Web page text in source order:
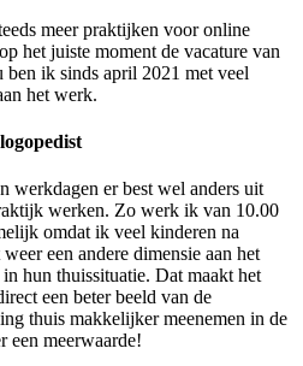
meer praktijken voor online
het juiste moment de vacature van
ben ik sinds april 2021 met veel
het werk.
werkdagen er best wel anders uit
werken. Zo werk ik van 10.00
omdat ik veel kinderen na
een andere dimensie aan het
hun thuissituatie. Dat maakt het
een beter beeld van de
thuis makkelijker meenemen in de
een meerwaarde!